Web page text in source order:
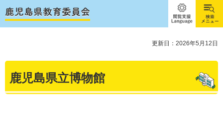
閲覧支
援
Language
検索メ
ニュー
更新日：2026年5月12日
鹿児島県立博物館